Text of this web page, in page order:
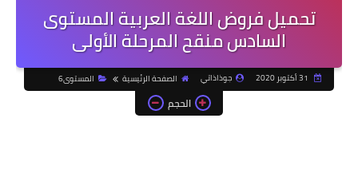
تحميل فروض اللغة العربية المستوى
السادس منقح المرحلة الأولى
جوذاذاتي الصفحة الرئيسية المستوى6
الحجم